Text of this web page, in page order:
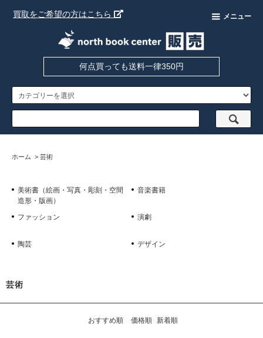
買取をご希望の方はこちら メニュー
何点買っても送料一律350円
ホーム > 芸術
美術書（絵画・写真・彫刻・空間
造形・版画）
音楽書籍
ファッション 演劇
陶芸 デザイン
芸術
おすすめ順 価格順 新着順